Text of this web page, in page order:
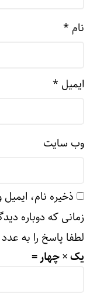
نام *
ایمیل *
وب‌ سایت
ذخیره نام،
زمانی که دوباره
لطفا پاسخ را به
یک × چهار =